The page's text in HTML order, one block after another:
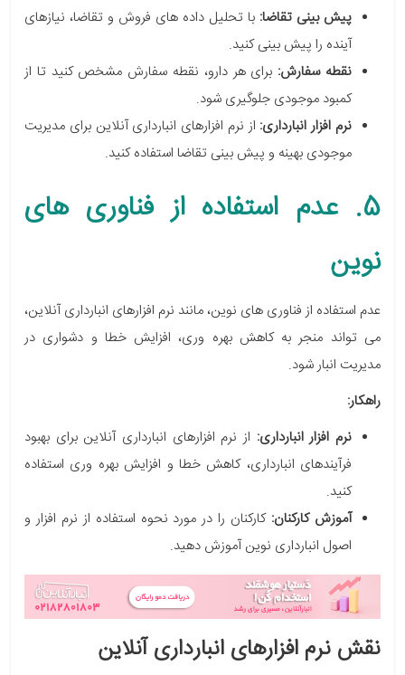
پیش بینی تقاضا: با تحلیل داده های فروش و تقاضا، نیازهای
آینده را پیش بینی کنید.
نقطه سفارش: برای هر دارو، نقطه سفارش مشخص کنید تا از
کمبود موجودی جلوگیری شود.
نرم افزار انبارداری: از نرم افزارهای انبارداری آنلاین برای مدیریت
موجودی بهینه و پیش بینی تقاضا استفاده کنید.
5. عدم استفاده از فناوری های
نوین
عدم استفاده از فناوری های نوین، مانند نرم افزارهای انبارداری آنلاین،
می تواند منجر به کاهش بهره وری، افزایش خطا و دشواری در
مدیریت انبار شود.
راهکار:
نرم افزار انبارداری: از نرم افزارهای انبارداری آنلاین برای بهبود
فرآیندهای انبارداری، کاهش خطا و افزایش بهره وری استفاده
کنید.
آموزش کارکنان: کارکنان را در مورد نحوه استفاده از نرم افزار و
اصول انبارداری نوین آموزش دهید.
نقش نرم افزارهای انبارداری آنلاین